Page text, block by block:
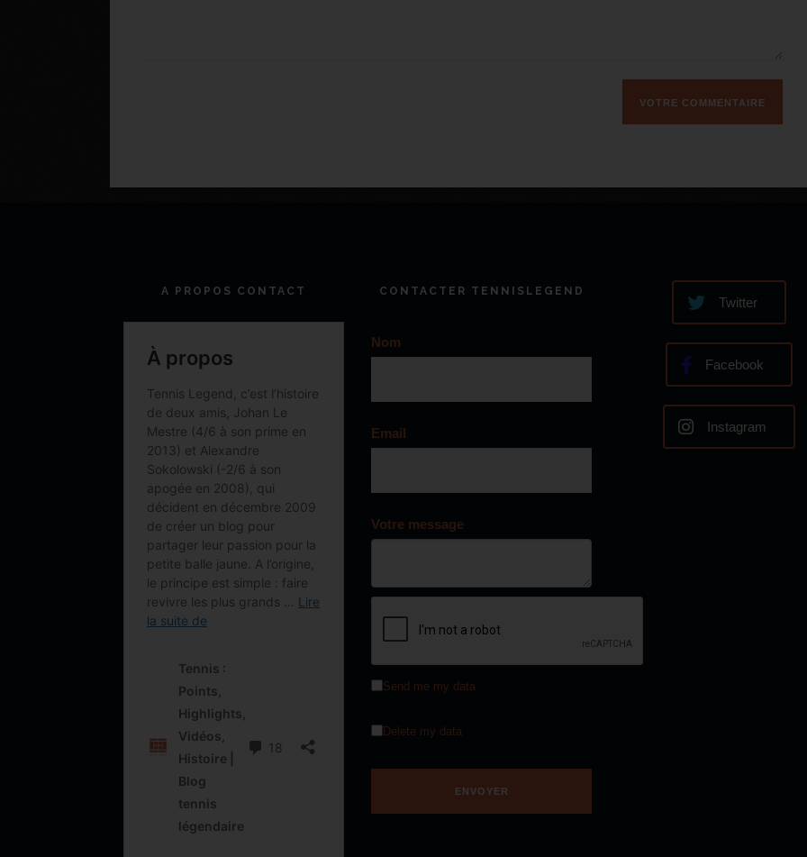
A PROPOS CONTACT CONTACTER TENNISLEGEND
Nom
Email
Votre message
Send me my data
Delete my data
Twitter
Facebook
Instagram